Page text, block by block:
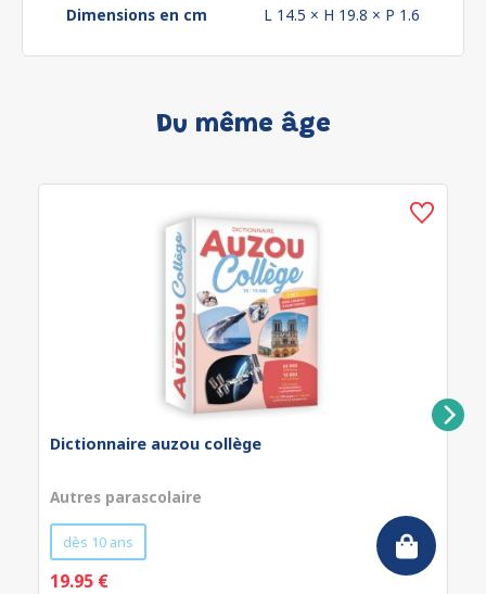
Dimensions en cm
L 14.5 × H 19.8 × P 1.6
Du même âge
Dictionnaire auzou collège
Autres parascolaire
dès 10 ans
19.95 €